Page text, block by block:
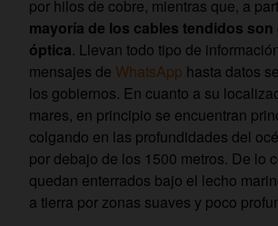
por hilos de cobre, mientras que, a
mayoría de los cables tendidos son
óptica. Llevan todo tipo de
mensajes de WhatsApp hasta datos
los gobiernos. En cuanto a su
mares, en principio se encuentran
colgando en las profundidades del
por debajo de los 1500 metros. De lo
quedan enterrados bajo el lecho
a tierra por zonas suaves y poco